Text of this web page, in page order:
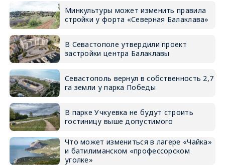
Минкультуры может изменить правила
стройки у форта «Северная Балаклава»
В Севастополе утвердили проект
застройки центра Балаклавы
Севастополь вернул в собственность 2,7
га земли у парка Победы
В парке Учкуевка не будут строить
гостиницу выше допустимого
Что может измениться в лагере «Чайка»
и батилиманском «профессорском
уголке»